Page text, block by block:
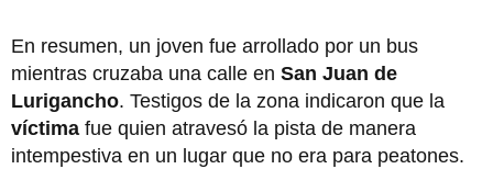
En resumen, un joven fue arrollado por un bus
mientras cruzaba una calle en San Juan de
Lurigancho. Testigos de la zona indicaron que la
víctima fue quien atravesó la pista de manera
intempestiva en un lugar que no era para peatones.